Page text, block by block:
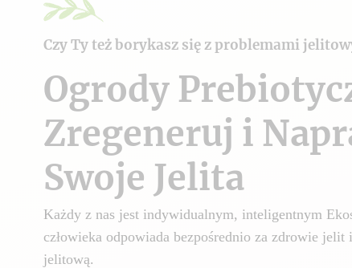
Czy Ty też borykasz się z problemami
Ogrody
Zregeneruj i
Swoje Jelita
Każdy z nas jest indywidualnym, inteligentnym
człowieka odpowiada bezpośrednio za zdrowie
jelitową.